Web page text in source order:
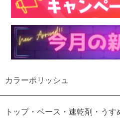
カラーポリッシュ
トップ・ベース・速乾剤・うす